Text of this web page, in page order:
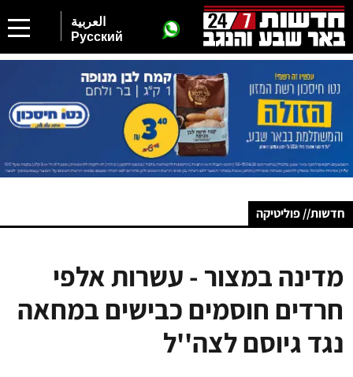
العربية
Русский
חדשות// פוליטיקה
מדינה במצור - עשרות אלפי
חרדים חוסמים כבישים במחאה
נגד גיוסם לצה''ל